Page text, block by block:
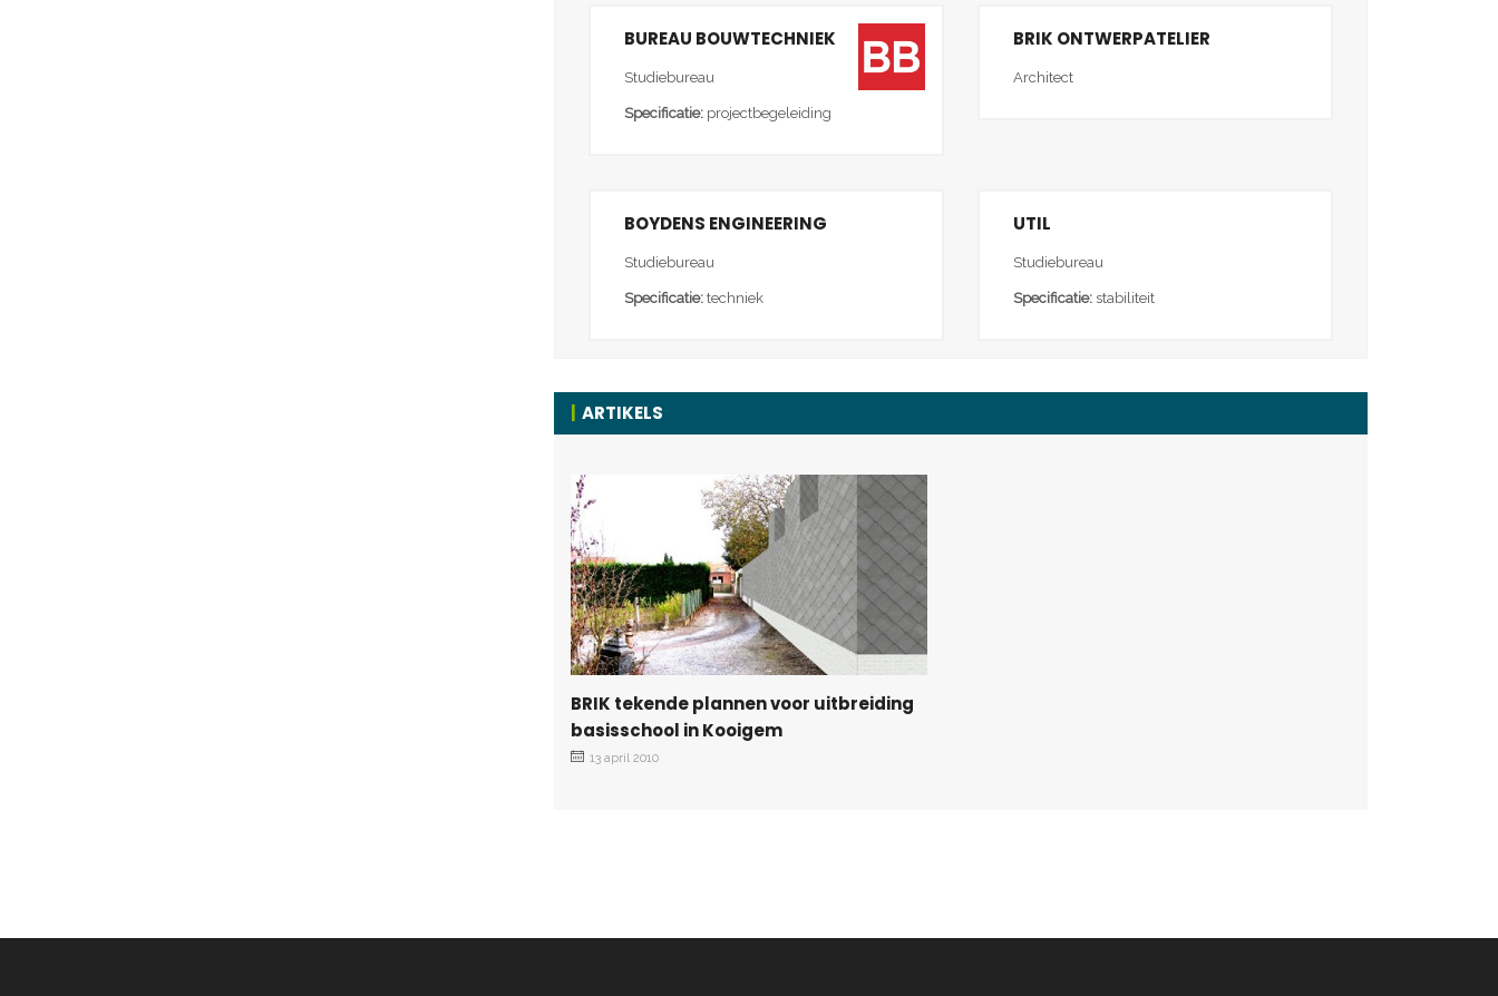
BUREAU BOUWTECHNIEK
Studiebureau
Specificatie: projectbegeleiding
BRIK ONTWERPATELIER
Architect
BOYDENS ENGINEERING
Studiebureau
Specificatie: techniek
UTIL
Studiebureau
Specificatie: stabiliteit
ARTIKELS
BRIK tekende plannen voor uitbreiding
basisschool in Kooigem
13 april 2010